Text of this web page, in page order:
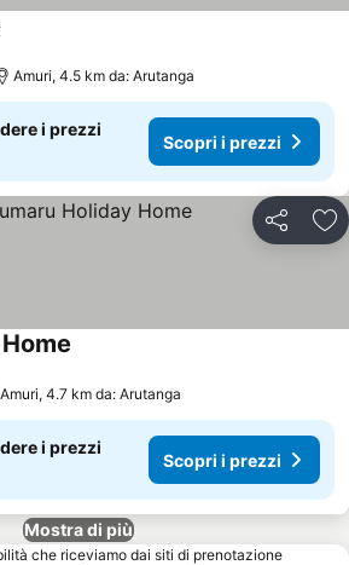
Amuri, 4.5 km da: Arutanga
i prezzi
Scopri i prezzi
Condividi
Amuri, 4.7 km da: Arutanga
i prezzi
Scopri i prezzi
Mostra di più
che riceviamo dai siti di prenotazione